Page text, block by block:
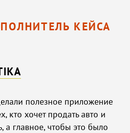
КЕЙСА
полезное приложение
кто хочет продать авто и
а главное, чтобы это было